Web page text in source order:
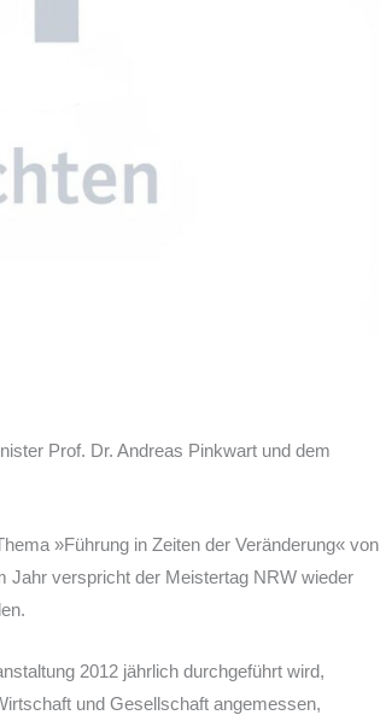
Prof. Dr. Andreas Pinkwart und dem
»Führung in Zeiten der Veränderung« von
Jahr verspricht der Meistertag NRW wieder
2012 jährlich durchgeführt wird,
und Gesellschaft angemessen,